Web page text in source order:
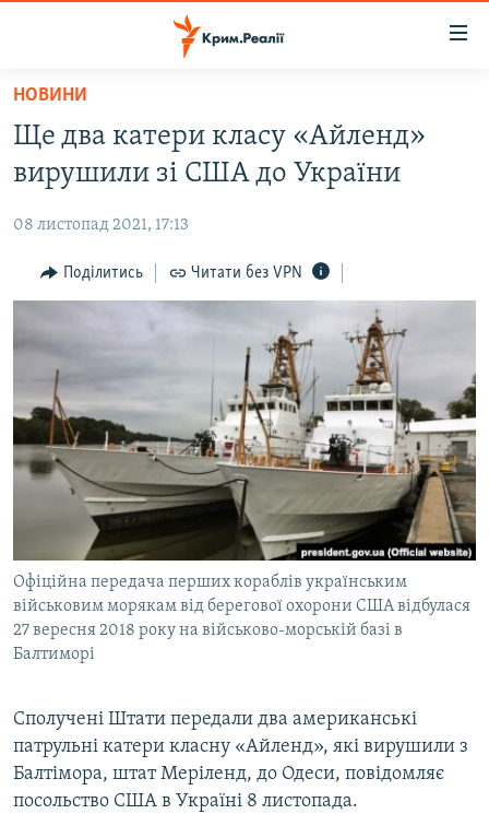
Перейти
основного
матеріалу
Перейти
до
навігації
Перейти
пошуку
ВОДА.КРИМ
ВІДЕО ТА ФОТО
ПОЛІТИКА
БЛОГИ
ІНТЕРВ'Ю
ВСЕ ЗА ДЕНЬ
СПЕЦПРОЕКТИ
ДЕПОРТАЦІЯ
ВІДЕОУРОКИ «ELIFBE»
СВІДЧЕННЯ ОКУПАЦІЇ
УКРАЇНСЬКА ПРОБЛЕМА КРИМУ
ІНФОГРАФІКА
ЯК ОБІЙТИ БЛОКУВАННЯ
Qırımtatar
ДОЛУЧАЙСЯ!
Усі сайти RFE/RL
НОВИНИ
Ще два катери класу «Айленд»
вирушили зі США до України
08 листопад 2021, 17:13
Поділитись Читати без VPN
Офіційна передача перших кораблів українським
військовим морякам від берегової охорони США відбулася
27 вересня 2018 року на військово-морській базі в
Балтиморі
Сполучені Штати передали два американські
патрульні катери класну «Айленд», які вирушили з
Балтімора, штат Меріленд, до Одеси, повідомляє
посольство США в Україні 8 листопада.